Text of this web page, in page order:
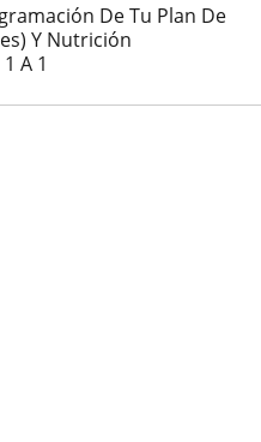
De Tu Plan De
Y Nutrición
A 1